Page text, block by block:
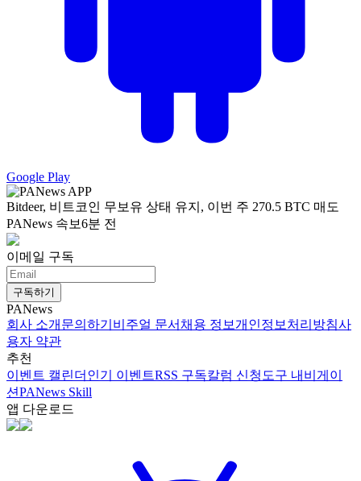
Google Play
Bitdeer, 비트코인 무보유 상태 유지, 이번 주 270.5 BTC 매도
PANews 속보6분 전
이메일 구독
구독하기
PANews
회사 소개 문의하기 비주얼 문서채용 정보개인정보처리방침사
용자 약관
추천
이벤트 캘린더 인기 이벤트RSS 구독칼럼 신청도구 내비게이
션PANews Skill
앱 다운로드